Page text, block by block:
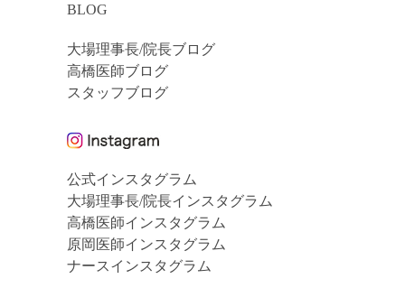
BLOG
大場理事長/院長ブログ
高橋医師ブログ
スタッフブログ
公式インスタグラム
大場理事長/院長インスタグラム
高橋医師インスタグラム
原岡医師インスタグラム
ナースインスタグラム